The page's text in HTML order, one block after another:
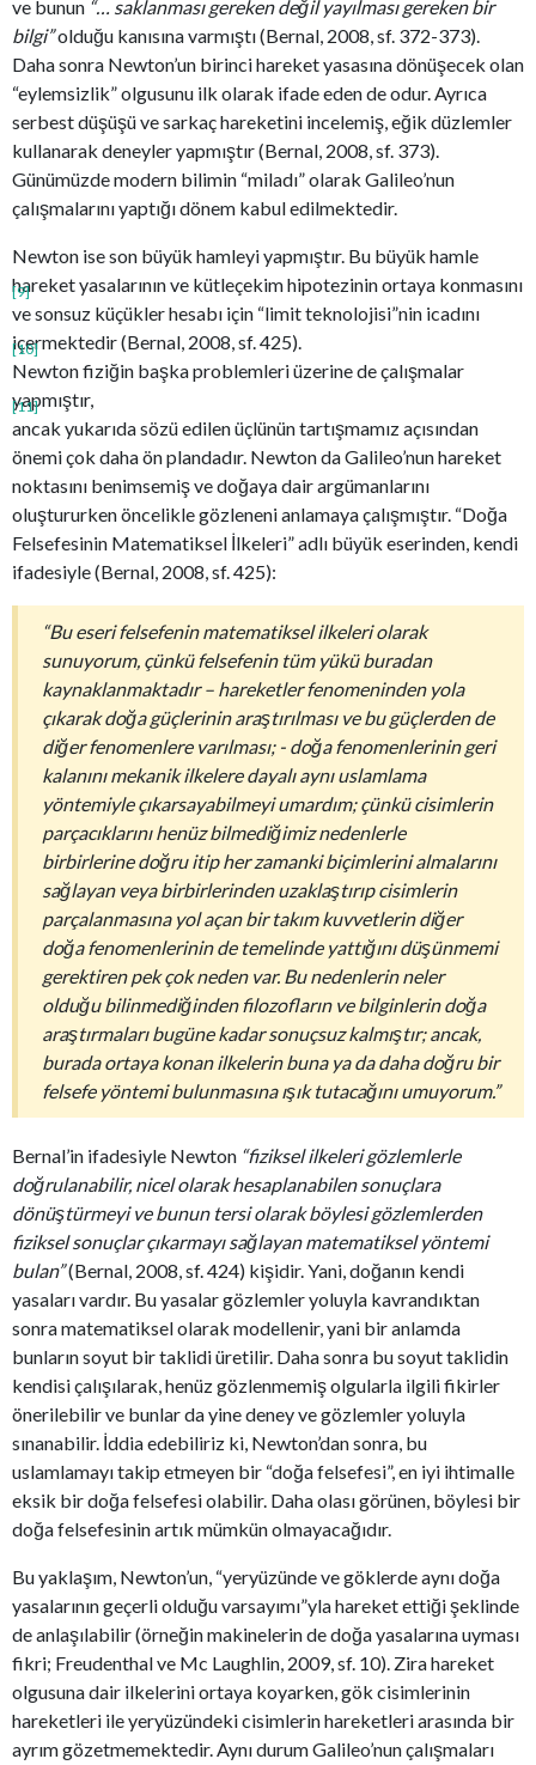
ve bunun “… saklanması gereken değil yayılması gereken bir
bilgi”olduğu kanısına varmıştı (Bernal, 2008, sf. 372-373).
Daha sonra Newton’un birinci hareket yasasına dönüşecek olan
“eylemsizlik” olgusunu ilk olarak ifade eden de odur. Ayrıca
serbest düşüşü ve sarkaç hareketini incelemiş, eğik düzlemler
kullanarak deneyler yapmıştır (Bernal, 2008, sf. 373).
Günümüzde modern bilimin “miladı” olarak Galileo’nun
çalışmalarını yaptığı dönem kabul edilmektedir.
Newton ise son büyük hamleyi yapmıştır. Bu büyük hamle
hareket yasalarının ve kütleçekim hipotezinin ortaya konmasını
[9]
ve sonsuz küçükler hesabı için “limit teknolojisi”nin icadını
içermektedir (Bernal, 2008, sf. 425).
[10]
Newton fiziğin başka problemleri üzerine de çalışmalar
yapmıştır,
[11]
ancak yukarıda sözü edilen üçlünün tartışmamız açısından
önemi çok daha ön plandadır. Newton da Galileo’nun hareket
noktasını benimsemiş ve doğaya dair argümanlarını
oluştururken öncelikle gözleneni anlamaya çalışmıştır. “Doğa
Felsefesinin Matematiksel İlkeleri” adlı büyük eserinden, kendi
ifadesiyle (Bernal, 2008, sf. 425):
“Bu eseri felsefenin matematiksel ilkeleri olarak
sunuyorum, çünkü felsefenin tüm yükü buradan
kaynaklanmaktadır – hareketler fenomeninden yola
çıkarak doğa güçlerinin araştırılması ve bu güçlerden de
diğer fenomenlere varılması; - doğa fenomenlerinin geri
kalanını mekanik ilkelere dayalı aynı uslamlama
yöntemiyle çıkarsayabilmeyi umardım; çünkü cisimlerin
parçacıklarını henüz bilmediğimiz nedenlerle
birbirlerine doğru itip her zamanki biçimlerini almalarını
sağlayan veya birbirlerinden uzaklaştırıp cisimlerin
parçalanmasına yol açan bir takım kuvvetlerin diğer
doğa fenomenlerinin de temelinde yattığını düşünmemi
gerektiren pek çok neden var. Bu nedenlerin neler
olduğu bilinmediğinden filozofların ve bilginlerin doğa
araştırmaları bugüne kadar sonuçsuz kalmıştır; ancak,
burada ortaya konan ilkelerin buna ya da daha doğru bir
felsefe yöntemi bulunmasına ışık tutacağını umuyorum.”
Bernal’in ifadesiyle Newton “fiziksel ilkeleri gözlemlerle
doğrulanabilir, nicel olarak hesaplanabilen sonuçlara
dönüştürmeyi ve bunun tersi olarak böylesi gözlemlerden
fiziksel sonuçlar çıkarmayı sağlayan matematiksel yöntemi
bulan”(Bernal, 2008, sf. 424) kişidir. Yani, doğanın kendi
yasaları vardır. Bu yasalar gözlemler yoluyla kavrandıktan
sonra matematiksel olarak modellenir, yani bir anlamda
bunların soyut bir taklidi üretilir. Daha sonra bu soyut taklidin
kendisi çalışılarak, henüz gözlenmemiş olgularla ilgili fikirler
önerilebilir ve bunlar da yine deney ve gözlemler yoluyla
sınanabilir. İddia edebiliriz ki, Newton’dan sonra, bu
uslamlamayı takip etmeyen bir “doğa felsefesi”, en iyi ihtimalle
eksik bir doğa felsefesi olabilir. Daha olası görünen, böylesi bir
doğa felsefesinin artık mümkün olmayacağıdır.
Bu yaklaşım, Newton’un, “yeryüzünde ve göklerde aynı doğa
yasalarının geçerli olduğu varsayımı”yla hareket ettiği şeklinde
de anlaşılabilir (örneğin makinelerin de doğa yasalarına uyması
fikri; Freudenthal ve Mc Laughlin, 2009, sf. 10). Zira hareket
olgusuna dair ilkelerini ortaya koyarken, gök cisimlerinin
hareketleri ile yeryüzündeki cisimlerin hareketleri arasında bir
ayrım gözetmemektedir. Aynı durum Galileo’nun çalışmaları